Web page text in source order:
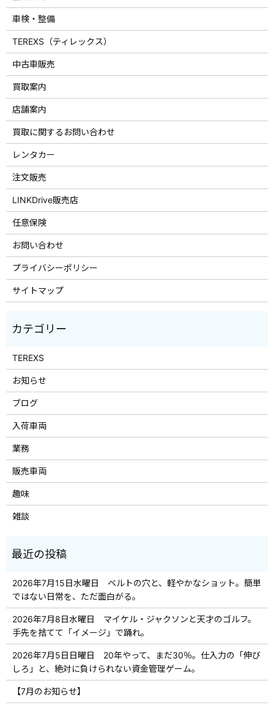
車検・整備
TEREXS（ティレックス）
中古車販売
買取案内
店舗案内
買取に関するお問い合わせ
レンタカー
注文販売
LINKDrive販売店
任意保険
お問い合わせ
プライバシーポリシー
サイトマップ
TEREXS
お知らせ
ブログ
入荷車両
業務
販売車両
趣味
雑談
2026年7月15日水曜日 ベルトの穴と、軽やかなショット。簡単
ではない日常を、ただ面白がる。
2026年7月8日水曜日 マイケル・ジャクソンと天才のゴルフ。
手先を捨てて「イメージ」で踊れ。
2026年7月5日日曜日 20年やって、まだ30％。仕入力の「伸び
しろ」と、絶対に負けられない資金管理ゲーム。
【7月のお知らせ】